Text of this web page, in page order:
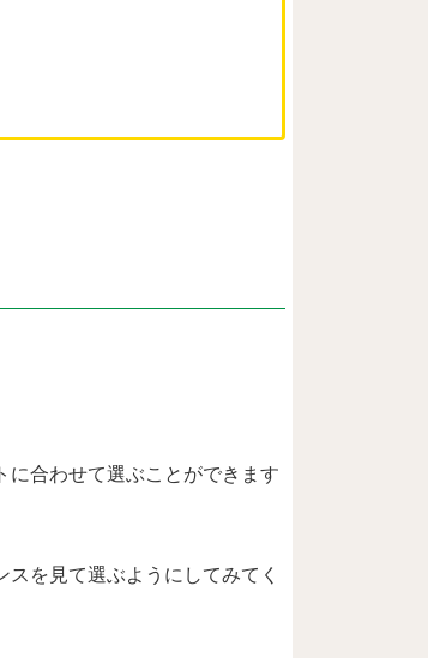
に合わせて選ぶことができます
を見て選ぶようにしてみてく